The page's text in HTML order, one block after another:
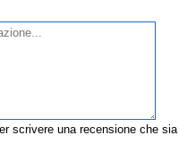
scrivere una recensione che sia